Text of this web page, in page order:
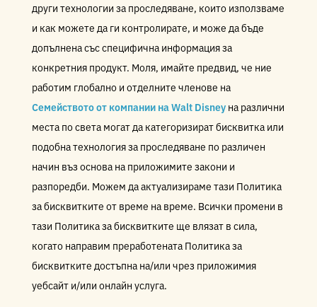
други технологии за проследяване, които използваме
и как можете да ги контролирате, и може да бъде
допълнена със специфична информация за
конкретния продукт. Моля, имайте предвид, че ние
работим глобално и отделните членове на
Семейството от компании на Walt Disney на различни
места по света могат да категоризират бисквитка или
подобна технология за проследяване по различен
начин въз основа на приложимите закони и
разпоредби. Можем да актуализираме тази Политика
за бисквитките от време на време. Всички промени в
тази Политика за бисквитките ще влязат в сила,
когато направим преработената Политика за
бисквитките достъпна на/или чрез приложимия
уебсайт и/или онлайн услуга.